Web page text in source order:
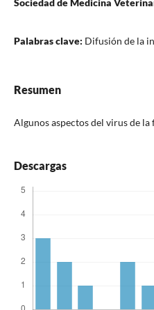
Sociedad de Medicina
Palabras clave: Difusión de la
Resumen
Algunos aspectos del virus de la
Descargas